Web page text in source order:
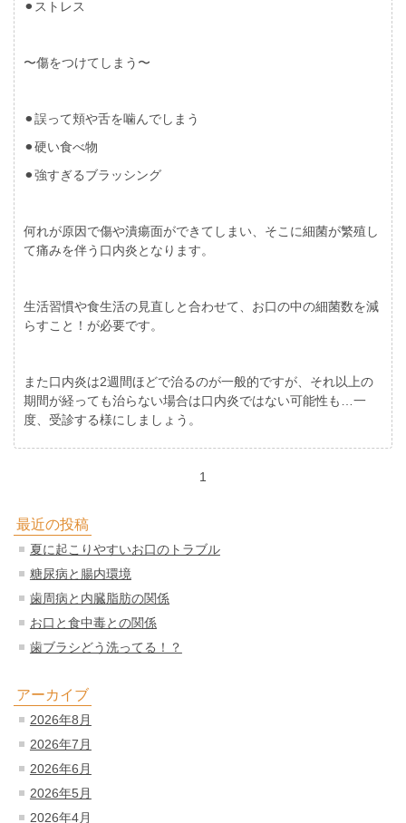
⚫︎ストレス
〜傷をつけてしまう〜
⚫︎誤って頬や舌を噛んでしまう
⚫︎硬い食べ物
⚫︎強すぎるブラッシング
何れが原因で傷や潰瘍面ができてしまい、そこに細菌が繁殖し
て痛みを伴う口内炎となります。
生活習慣や食生活の見直しと合わせて、お口の中の細菌数を減
らすこと！が必要です。
また口内炎は2週間ほどで治るのが一般的ですが、それ以上の
期間が経っても治らない場合は口内炎ではない可能性も
…一
度、受診する様にしましょう。
1
最近の投稿
夏に起こりやすいお口のトラブル
糖尿病と腸内環境
歯周病と内臓脂肪の関係
お口と食中毒との関係
歯ブラシどう洗ってる！？
アーカイブ
2026年8月
2026年7月
2026年6月
2026年5月
2026年4月